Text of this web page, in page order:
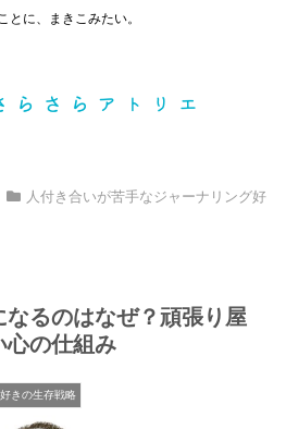
とに、まきこみたい。
人付き合いが苦手なジャーナリング好
るのはなぜ？頑張り屋
心の仕組み
きの生存戦略